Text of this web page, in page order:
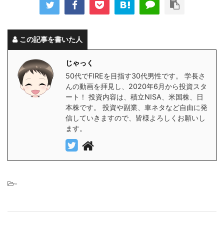
この記事を書いた人
じゃっく
50代でFIREを目指す30代男性です。 学長さ
んの動画を拝見し、2020年6月から投資スタ
ート！ 投資内容は、積立NISA、米国株、日
本株です。 投資や副業、車ネタなど自由に発
信していきますので、皆様よろしくお願いし
ます。
-